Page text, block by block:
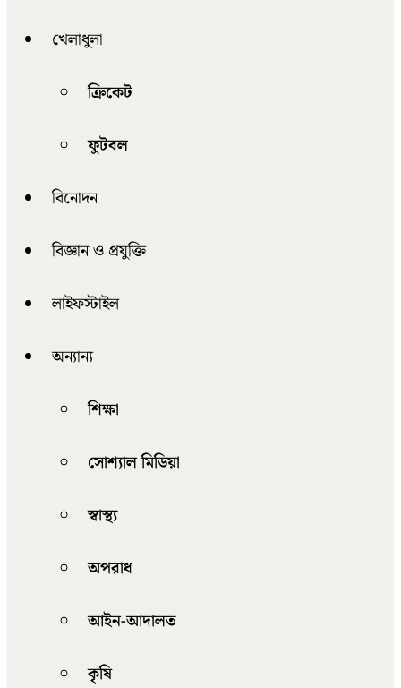
খেলাধুলা
ক্রিকেট
ফুটবল
বিনোদন
বিজ্ঞান ও প্রযুক্তি
লাইফস্টাইল
অন্যান্য
শিক্ষা
সোশ্যাল মিডিয়া
স্বাস্থ্য
অপরাধ
আইন-আদালত
কৃষি